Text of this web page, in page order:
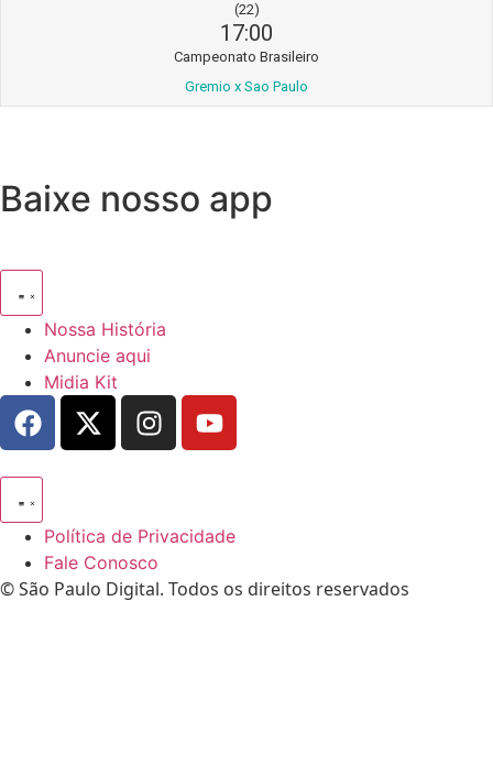
(22)
17:00
Campeonato Brasileiro
Gremio x Sao Paulo
Baixe nosso app
Nossa História
Anuncie aqui
Midia Kit
Política de Privacidade
Fale Conosco
© São Paulo Digital. Todos os direitos reservados